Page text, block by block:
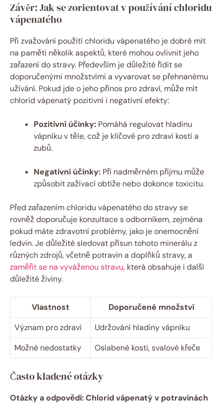
Závěr: Jak se zorientovat v používání chloridu
vápenatého
Při zvažování použití chloridu vápenatého je dobré mít
na paměti několik aspektů, které mohou ovlivnit jeho
zařazení do stravy. Především je důležité řídit se
doporučenými množstvími a vyvarovat se přehnanému
užívání. Pokud jde o jeho přínos pro zdraví, může mít
chlorid vápenatý pozitivní i negativní efekty:
Pozitivní účinky: Pomáhá regulovat hladinu
vápníku v těle, což je klíčové pro zdraví kostí a
zubů.
Negativní účinky: Při nadměrném příjmu může
způsobit zažívací obtíže nebo dokonce toxicitu.
Před zařazením chloridu vápenatého do stravy se
rovněž doporučuje konzultace s odborníkem, zejména
pokud máte zdravotní problémy, jako je onemocnění
ledvin. Je důležité sledovat přísun tohoto minerálu z
různých zdrojů, včetně potravin a doplňků stravy, a
zaměřit se na vyváženou stravu, která obsahuje i další
důležité živiny.
Vlastnost
Doporučené množství
Význam pro zdraví
Udržování hladiny vápníku
Možné nedostatky
Oslabené kosti, svalové křeče
Často kladené otázky
Otázky a odpovědi: Chlorid vápenatý v potravinách